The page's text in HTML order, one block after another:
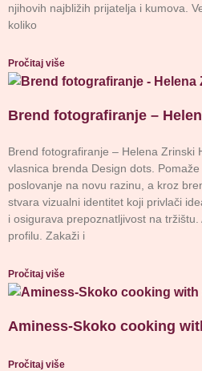
njihovih najbližih prijatelja i kumova.
koliko
Pročitaj više
Brend fotografiranje –
Brend fotografiranje – Helena Zrinski
vlasnica brenda Design dots.
poslovanje na novu razinu, a kroz
stvara vizualni identitet koji privlači
i osigurava prepoznatljivost na
profilu. Zakaži i
Pročitaj više
Aminess-Skoko cooking
Pročitaj više